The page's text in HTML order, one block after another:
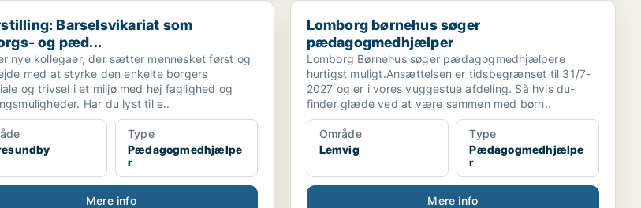
Barselsvikariat som Omsorgs- og pæd...
Barselsvikariat som
og pæd...
nye kollegaer, der sætter mennesket først og
med at styrke den enkelte borgers
og trivsel i et miljø med høj faglighed og
Har du lyst til e..
Type
Pædagogmedhjælpe
r
Mere info
Lomborg børnehus søger pædagogmedhjælper
Lomborg børnehus søger
pædagogmedhjælper
Lomborg Børnehus søger pædagogmedhjælpere
hurtigst muligt.Ansættelsen er tidsbegrænset til 31/7-
2027 og er i vores vuggestue afdeling. Så hvis du-
finder glæde ved at være sammen med børn..
Område
Lemvig
Type
Pædagogmedhjælpe
r
Mere info